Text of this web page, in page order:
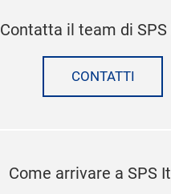
Contatta il team di
CONTATTI
Come arrivare a SPS